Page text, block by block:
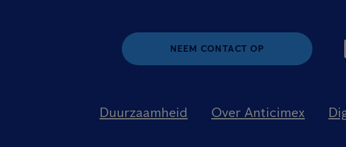
NEEM CONTACT OP
Duurzaamheid Over Anticimex